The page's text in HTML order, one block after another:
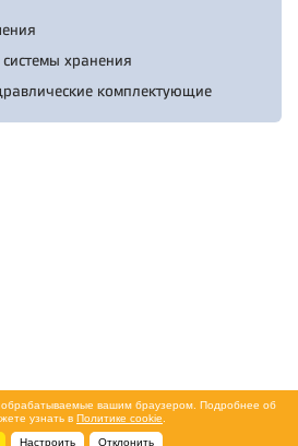
хранения
комплектующие
вашим браузером. Подробнее об
узнать в Политике cookie
Настроить Отклонить